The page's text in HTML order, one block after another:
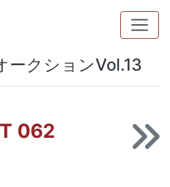
ークションVol.13
062